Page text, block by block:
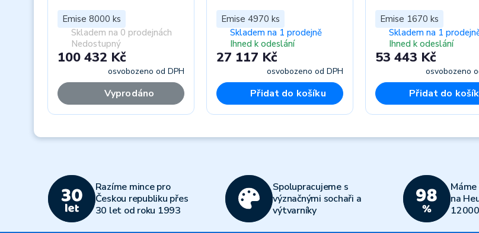
Emise 8000 ks
Skladem na 0 prodejnách
Nedostupný
100 432 Kč
osvobozeno od DPH
Vyprodáno
Emise 4970 ks
Skladem na 1 prodejně
Ihned k odeslání
27 117 Kč
osvobozeno od DPH
Přidat do košíku
Emise 1670 ks
Skladem na 1
Ihned k odeslání
53 443 Kč
osvobozeno
Přidat do
Razíme mince pro
Českou republiku přes
30 let od roku 1993
Spolupracujeme s
význačnými sochaři a
výtvarníky
na